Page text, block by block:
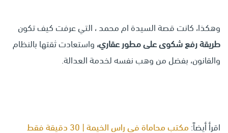
وهكذا، كانت قصة السيدة ام محمد ، التي عرفت كيف تكون
طريقة رفع شكوى على مطور عقاري، واستعادت ثقتها بالنظام
والقانون، بفضل من وهب نفسه لخدمة العدالة.
اقرأ أيضاً:
مكتب محاماة في راس الخيمة | 30 دقيقة فقط